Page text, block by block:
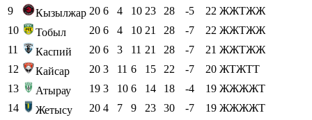
9
Кызылжар 20 6 4 10 23 28 -5 22 ЖЖТЖЖ
10
Тобыл 20 6 4 10 21 28 -7 22 ЖЖТЖЖ
11
Каспий 20 6 3 11 21 28 -7 21 ЖЖТЖЖ
12
Кайсар 20 3 11 6 15 22 -7 20 ЖТЖТТ
13
Атырау 19 3 10 6 14 18 -4 19 ЖЖЖЖТ
14
Жетысу 20 4 7 9 23 30 -7 19 ЖЖЖЖТ